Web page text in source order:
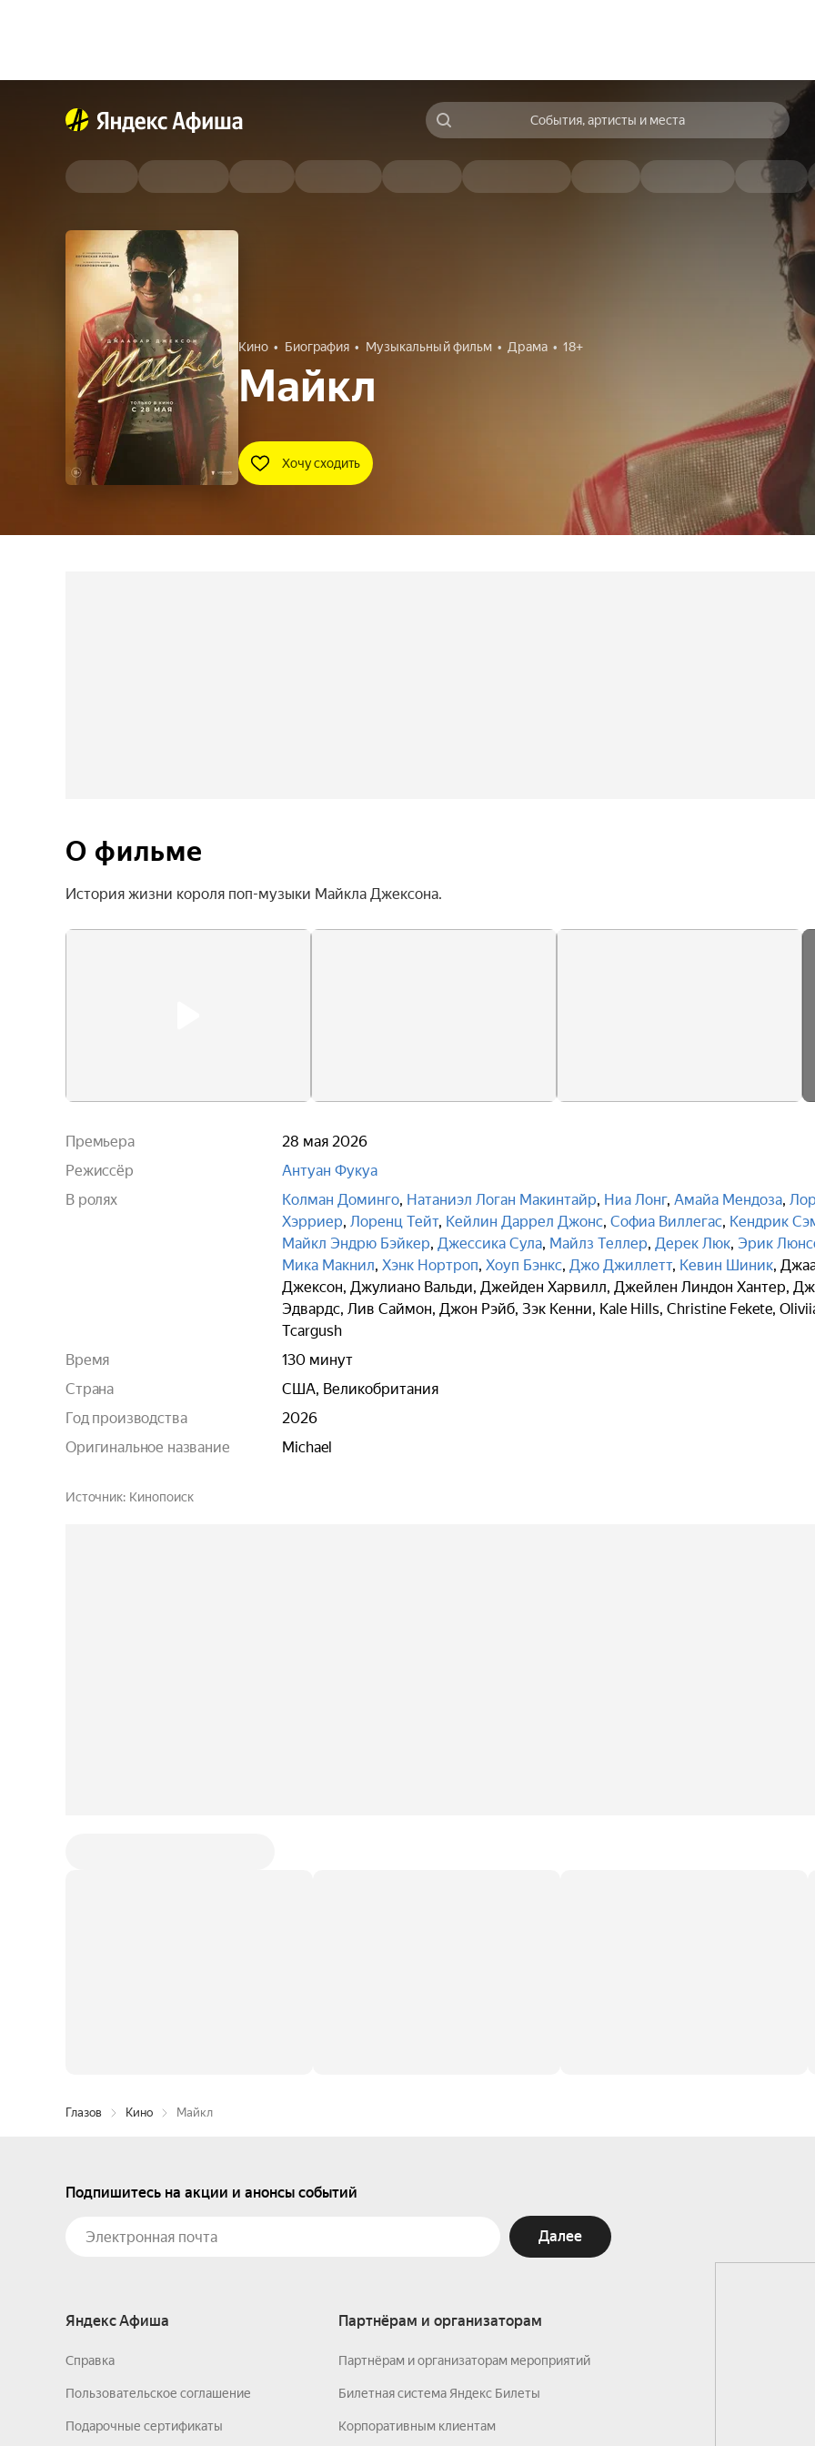
События, артисты и места
Кино Биография Музыкальный фильм Драма 18+
Майкл
Хочу сходить
О фильме
История жизни короля поп-музыки Майкла Джексона.
Премьера
28 мая 2026
Режиссёр
Антуан Фукуа
В ролях
Колман Доминго, Натаниэл Логан Макинтайр, Ниа Лонг, Амайа Мендоза,
Хэрриер, Лоренц Тейт, Кейлин Даррел Джонс, Софиа Виллегас, Кендрик
Майкл Эндрю Бэйкер, Джессика Сула, Майлз Теллер, Дерек Люк, Эрик
Мика Макнил, Хэнк Нортроп, Хоуп Бэнкс, Джо Джиллетт, Кевин Шиник,
Джексон, Джулиано Вальди, Джейден Харвилл, Джейлен Линдон Хантер,
Эдвардс, Лив Саймон, Джон Рэйб, Зэк Кенни, Kale Hills, Christine Fekete,
Tcargush
Время
130 минут
Страна
США, Великобритания
Год производства
2026
Оригинальное название
Michael
Источник Кинопоиск
Глазов Кино Майкл
Подпишитесь на акции и анонсы событий
Далее
Яндекс Афиша
Справка
Пользовательское соглашение
Подарочные сертификаты
Партнёрам и организаторам
Партнёрам и организаторам мероприятий
Билетная система Яндекс Билеты
Корпоративным клиентам